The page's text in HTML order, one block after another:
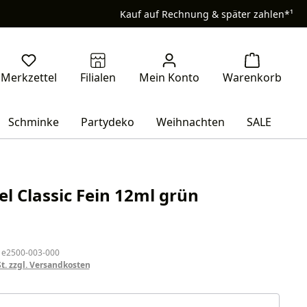
Kauf auf Rechnung & später zahlen*¹
Schminke Partydeko Weihnachten SALE
Classic Fein 12ml grün
003-000
zzgl. Versandkosten